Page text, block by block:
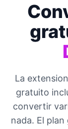
La
gratuito
convertir
nada. El